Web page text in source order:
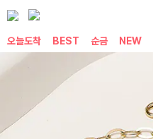
오늘도착 BEST 순금 NEW